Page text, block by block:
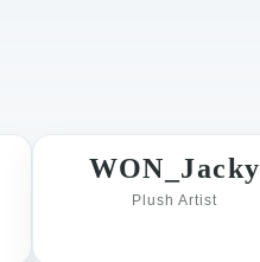
WON_Jacky
Plush Artist